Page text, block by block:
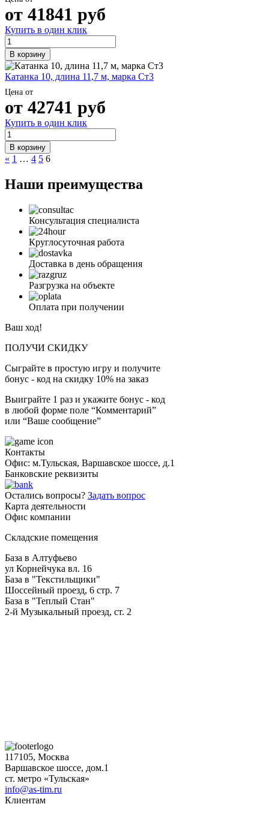
от 41841 руб
Купить в один клик
В корзину
Катанка 10, длина 11,7 м, марка Ст3
Цена от
от 42741 руб
Купить в один клик
В корзину
« 1 … 4 5 6
Наши преимущества
Консультация специалиста
Круглосуточная работа
Доставка в день обращения
Разгрузка на объекте
Оплата при получении
Ваш ход!
ПОЛУЧИ СКИДКУ
Сыграйте в простую игру и получите
бонус - код на скидку 10% на заказ
Выиграйте 1 раз и укажите бонус - код
в любой форме поле “Комментарий”
или “Ваше сообщение”
Контакты
Офис: м.Тульская, Варшавское шоссе, д.1
Банковские реквизиты
Остались вопросы? Задать вопрос
Карта деятельности
Офис компании
Складские помещения
База в Алтуфьево
ул Корнейчука вл. 16
База в "Текстильщики"
Шоссейный проезд, 6 стр. 7
База в "Теплый Стан"
2-й Музыкальный проезд, ст. 2
117105, Москва
Варшавское шоссе, дом.1
ст. метро «Тульская»
info@as-tim.ru
Клиентам